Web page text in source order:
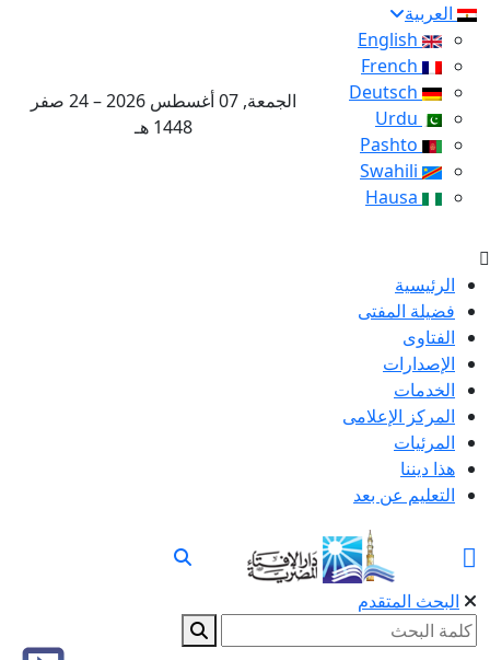
العربية
الجمعة, 07 أغسطس 2026 – 24 صفر
1448 هـ
الرئيسية
فضيلة المفتى
الفتاوى
الإصدارات
الخدمات
المركز الإعلامى
المرئيات
هذا ديننا
التعليم عن بعد
البحث المتقدم